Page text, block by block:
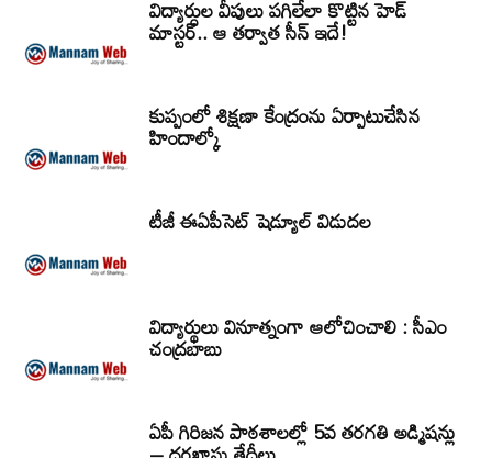
విద్యార్ధుల వీపులు పగిలేలా కొట్టిన హెడ్
మాస్టర్.. ఆ తర్వాత సీన్‌ ఇదే!
కుప్పంలో శిక్షణా కేంద్రంను ఏర్పాటుచేసిన
హిందాల్కో
టీజీ ఈఏపీసెట్‌ షెడ్యూల్‌ విడుదల
విద్యార్థులు వినూత్నంగా ఆలోచించాలి : సీఎం
చంద్రబాబు
ఏపీ గిరిజన పాఠశాలల్లో 5వ తరగతి అడ్మిషన్లు